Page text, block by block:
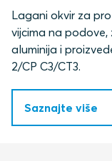
Lagani okvir za
vijcima na podove,
aluminija i
2/CP C3/CT3.
Saznajte više